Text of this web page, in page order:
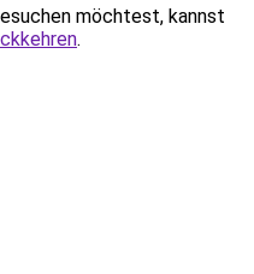
möchtest, kannst
.